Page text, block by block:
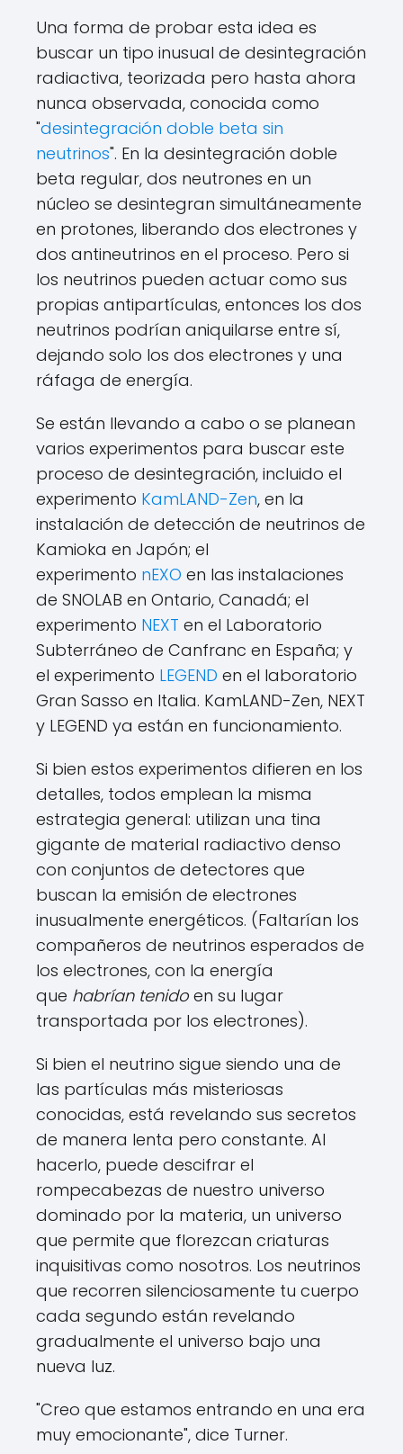
Una forma de probar esta idea es
buscar un tipo inusual de desintegración
radiactiva, teorizada pero hasta ahora
nunca observada, conocida como
"desintegración doble beta sin
neutrinos". En la desintegración doble
beta regular, dos neutrones en un
núcleo se desintegran simultáneamente
en protones, liberando dos electrones y
dos antineutrinos en el proceso. Pero si
los neutrinos pueden actuar como sus
propias antipartículas, entonces los dos
neutrinos podrían aniquilarse entre sí,
dejando solo los dos electrones y una
ráfaga de energía.
Se están llevando a cabo o se planean
varios experimentos para buscar este
proceso de desintegración, incluido el
experimento KamLAND-Zen, en la
instalación de detección de neutrinos de
Kamioka en Japón; el
experimento nEXO en las instalaciones
de SNOLAB en Ontario, Canadá; el
experimento NEXT en el Laboratorio
Subterráneo de Canfranc en España; y
el experimento LEGEND en el laboratorio
Gran Sasso en Italia. KamLAND-Zen, NEXT
y LEGEND ya están en funcionamiento.
Si bien estos experimentos difieren en los
detalles, todos emplean la misma
estrategia general: utilizan una tina
gigante de material radiactivo denso
con conjuntos de detectores que
buscan la emisión de electrones
inusualmente energéticos. (Faltarían los
compañeros de neutrinos esperados de
los electrones, con la energía
que habrían tenido en su lugar
transportada por los electrones).
Si bien el neutrino sigue siendo una de
las partículas más misteriosas
conocidas, está revelando sus secretos
de manera lenta pero constante. Al
hacerlo, puede descifrar el
rompecabezas de nuestro universo
dominado por la materia, un universo
que permite que florezcan criaturas
inquisitivas como nosotros. Los neutrinos
que recorren silenciosamente tu cuerpo
cada segundo están revelando
gradualmente el universo bajo una
nueva luz.
"Creo que estamos entrando en una era
muy emocionante", dice Turner.